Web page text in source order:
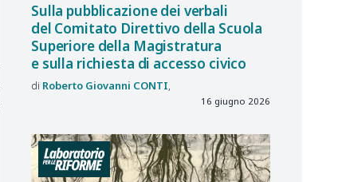
Sulla pubblicazione dei verbali
del Comitato Direttivo della Scuola
Superiore della Magistratura
e sulla richiesta di accesso civico
Roberto Giovanni CONTI
16 giugno 2026